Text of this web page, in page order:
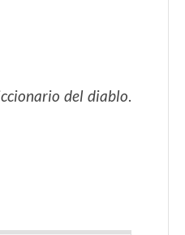
del diablo.